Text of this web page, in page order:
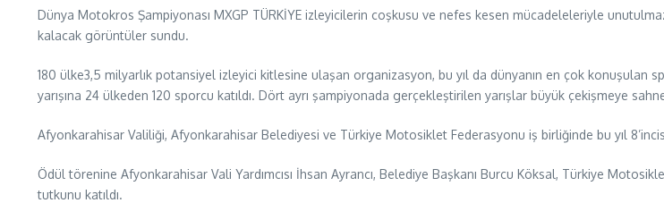
Dünya Motokros Şampiyonası MXGP TÜRKİYE izleyicilerin coşkusu ve nefes kesen mücadeleleriyle
kalacak görüntüler sundu.
180 ülke3,5 milyarlık potansiyel izleyici kitlesine ulaşan organizasyon, bu yıl da dünyanın en çok konuşulan
yarışına 24 ülkeden 120 sporcu katıldı. Dört ayrı şampiyonada gerçekleştirilen yarışlar büyük çekişmeye
Afyonkarahisar Valiliği, Afyonkarahisar Belediyesi ve Türkiye Motosiklet Federasyonu iş birliğinde bu yıl
Ödül törenine Afyonkarahisar Vali Yardımcısı İhsan Ayrancı, Belediye Başkanı Burcu Köksal, Türkiye
tutkunu katıldı.